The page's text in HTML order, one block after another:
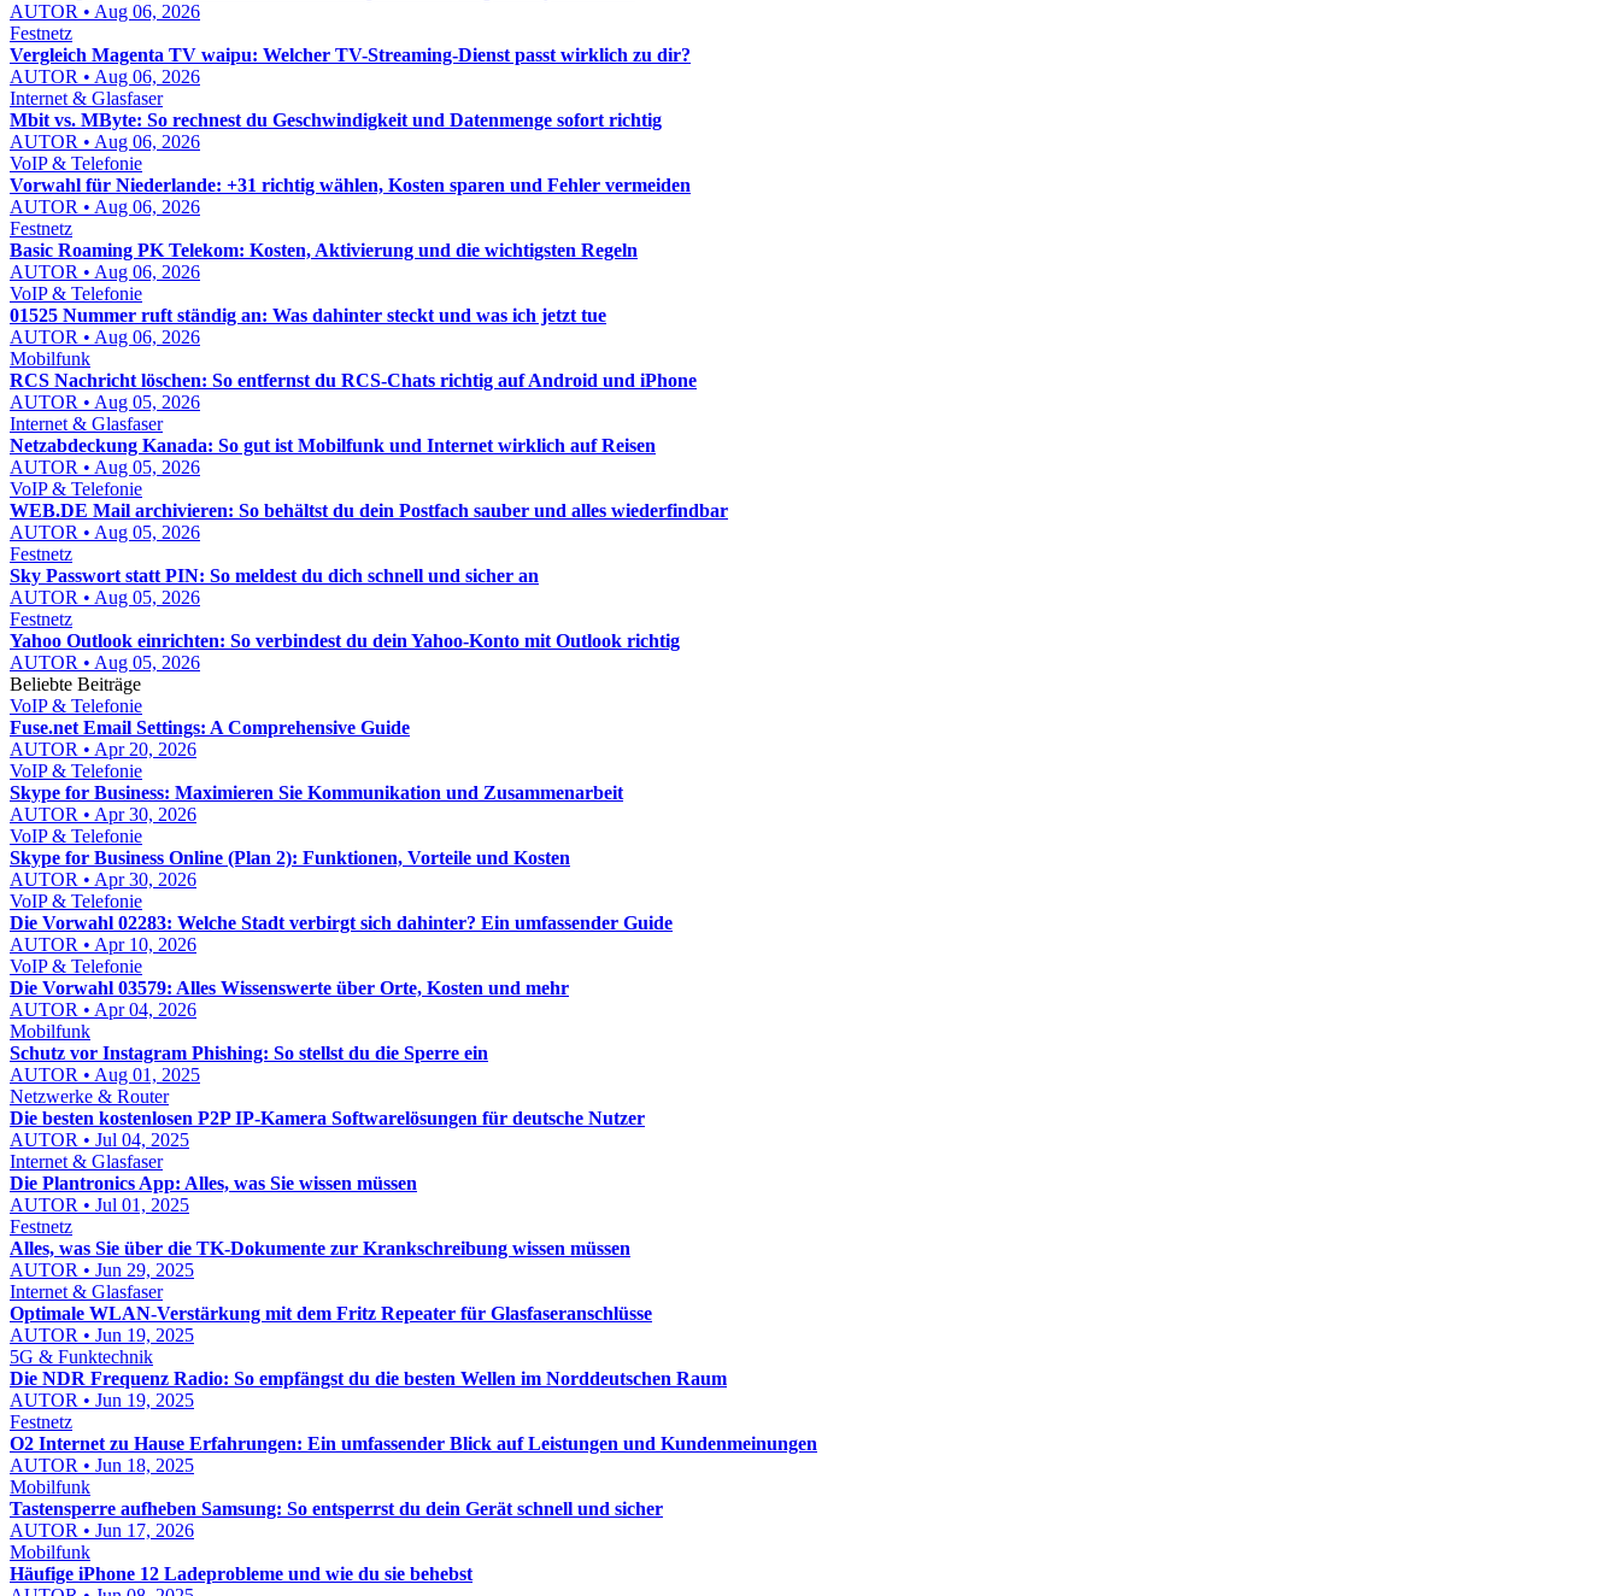
AUTOR • Aug 06, 2026
Festnetz
Vergleich Magenta TV waipu: Welcher TV-Streaming-Dienst passt wirklich zu dir?
AUTOR • Aug 06, 2026
Internet & Glasfaser
Mbit vs. MByte: So rechnest du Geschwindigkeit und Datenmenge sofort richtig
AUTOR • Aug 06, 2026
VoIP & Telefonie
Vorwahl für Niederlande: +31 richtig wählen, Kosten sparen und Fehler vermeiden
AUTOR • Aug 06, 2026
Festnetz
Basic Roaming PK Telekom: Kosten, Aktivierung und die wichtigsten Regeln
AUTOR • Aug 06, 2026
VoIP & Telefonie
01525 Nummer ruft ständig an: Was dahinter steckt und was ich jetzt tue
AUTOR • Aug 06, 2026
Mobilfunk
RCS Nachricht löschen: So entfernst du RCS-Chats richtig auf Android und iPhone
AUTOR • Aug 05, 2026
Internet & Glasfaser
Netzabdeckung Kanada: So gut ist Mobilfunk und Internet wirklich auf Reisen
AUTOR • Aug 05, 2026
VoIP & Telefonie
WEB.DE Mail archivieren: So behältst du dein Postfach sauber und alles wiederfindbar
AUTOR • Aug 05, 2026
Festnetz
Sky Passwort statt PIN: So meldest du dich schnell und sicher an
AUTOR • Aug 05, 2026
Festnetz
Yahoo Outlook einrichten: So verbindest du dein Yahoo-Konto mit Outlook richtig
AUTOR • Aug 05, 2026
Beliebte Beiträge
VoIP & Telefonie
Fuse.net Email Settings: A Comprehensive Guide
AUTOR • Apr 20, 2026
VoIP & Telefonie
Skype for Business: Maximieren Sie Kommunikation und Zusammenarbeit
AUTOR • Apr 30, 2026
VoIP & Telefonie
Skype for Business Online (Plan 2): Funktionen, Vorteile und Kosten
AUTOR • Apr 30, 2026
VoIP & Telefonie
Die Vorwahl 02283: Welche Stadt verbirgt sich dahinter? Ein umfassender Guide
AUTOR • Apr 10, 2026
VoIP & Telefonie
Die Vorwahl 03579: Alles Wissenswerte über Orte, Kosten und mehr
AUTOR • Apr 04, 2026
Mobilfunk
Schutz vor Instagram Phishing: So stellst du die Sperre ein
AUTOR • Aug 01, 2025
Netzwerke & Router
Die besten kostenlosen P2P IP-Kamera Softwarelösungen für deutsche Nutzer
AUTOR • Jul 04, 2025
Internet & Glasfaser
Die Plantronics App: Alles, was Sie wissen müssen
AUTOR • Jul 01, 2025
Festnetz
Alles, was Sie über die TK-Dokumente zur Krankschreibung wissen müssen
AUTOR • Jun 29, 2025
Internet & Glasfaser
Optimale WLAN-Verstärkung mit dem Fritz Repeater für Glasfaseranschlüsse
AUTOR • Jun 19, 2025
5G & Funktechnik
Die NDR Frequenz Radio: So empfängst du die besten Wellen im Norddeutschen Raum
AUTOR • Jun 19, 2025
Festnetz
O2 Internet zu Hause Erfahrungen: Ein umfassender Blick auf Leistungen und Kundenmeinungen
AUTOR • Jun 18, 2025
Mobilfunk
Tastensperre aufheben Samsung: So entsperrst du dein Gerät schnell und sicher
AUTOR • Jun 17, 2026
Mobilfunk
Häufige iPhone 12 Ladeprobleme und wie du sie behebst